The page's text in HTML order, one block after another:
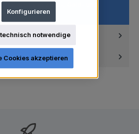
Polieren von Zahn-, Gold- und
notwendige
Konfigurieren
Cookies akzeptieren